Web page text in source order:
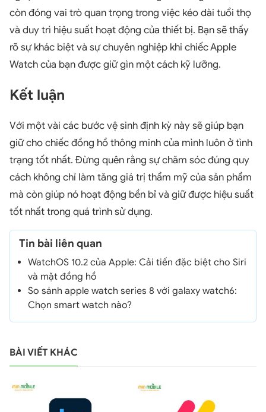
còn đóng vai trò quan trọng trong việc kéo dài tuổi thọ
và duy trì hiệu suất hoạt động của thiết bị. Bạn sẽ thấy
rõ sự khác biệt và sự chuyên nghiệp khi chiếc Apple
Watch của bạn được giữ gìn một cách kỹ lưỡng.
Kết luận
Với một vài các bước vệ sinh định kỳ này sẽ giúp bạn
giữ cho chiếc đồng hồ thông minh của mình luôn ở tình
trạng tốt nhất. Đừng quên rằng sự chăm sóc đúng quy
cách không chỉ làm tăng giá trị thẩm mỹ của sản phẩm
mà còn giúp nó hoạt động bền bỉ và giữ được hiệu suất
tốt nhất trong quá trình sử dụng.
Tin bài liên quan
WatchOS 10.2 của Apple: Cải tiến đặc biệt cho Siri
và mặt đồng hồ
So sánh apple watch series 8 với galaxy watch6:
Chọn smart watch nào?
BÀI VIẾT KHÁC